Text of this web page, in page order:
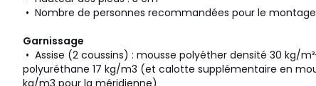
• Nombre de personnes recommandées pour le
Garnissage
• Assise (2 coussins) : mousse polyéther densité 30 kg/
polyuréthane 17 kg/m3 (et calotte supplémentaire en